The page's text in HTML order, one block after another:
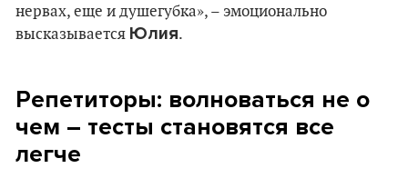
нервах, еще и душегубка», – эмоционально
высказывается Юлия.
Репетиторы: волноваться не о
чем – тесты становятся все
легче